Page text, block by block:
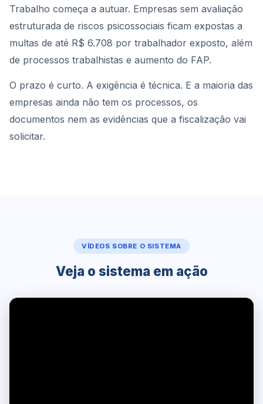
Trabalho começa a autuar. Empresas sem avaliação
estruturada de riscos psicossociais ficam expostas a
multas de até R$ 6.708 por trabalhador exposto, além
de processos trabalhistas e aumento do FAP.
O prazo é curto. A exigência é técnica. E a maioria das
empresas ainda não tem os processos, os
documentos nem as evidências que a fiscalização vai
solicitar.
VÍDEOS SOBRE O SISTEMA
Veja o sistema em ação